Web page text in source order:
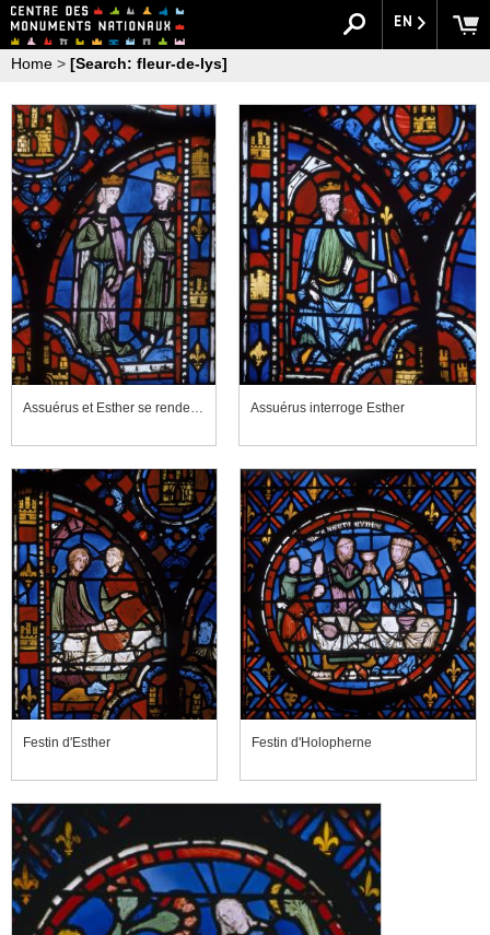
EN
Home > [Search: fleur-de-lys]
Assuérus et Esther se rendent au festin Assuérus interroge Esther
Festin d'Esther Festin d'Holopherne